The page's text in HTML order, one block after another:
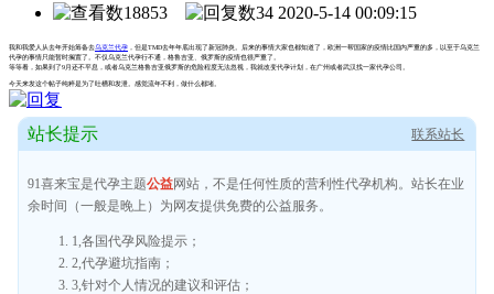
18853
34 2020-5-14 00:09:15
我和我爱人从去年开始筹备去乌克兰代孕 ，但是TMD去年年底出现了新冠肺炎。后来的事情大家也都知道了，欧洲一帮国家的疫情比国内严重的多，以至于乌克兰
代孕的事情只能暂时搁置了。不仅乌克兰代孕行不通，格鲁吉亚、俄罗斯的疫情也很严重了。
等等看，如果到了9月还不平息，或者乌克兰格鲁吉亚俄罗斯的危险程度无法忽视，我就改变代孕计划，在广州或者武汉找一家代孕公司。
今天来发这个帖子纯粹是为了吐槽和发泄。感觉流年不利，做什么都堵。
站长提示
91喜来宝是代孕主题公益网站，不是任何性质的营利性代孕机构。站长在业
余时间（一般是晚上）为网友提供免费的公益服务。
1,各国代孕风险提示；
2,代孕避坑指南；
3,针对个人情况的建议和评估；
联系站长